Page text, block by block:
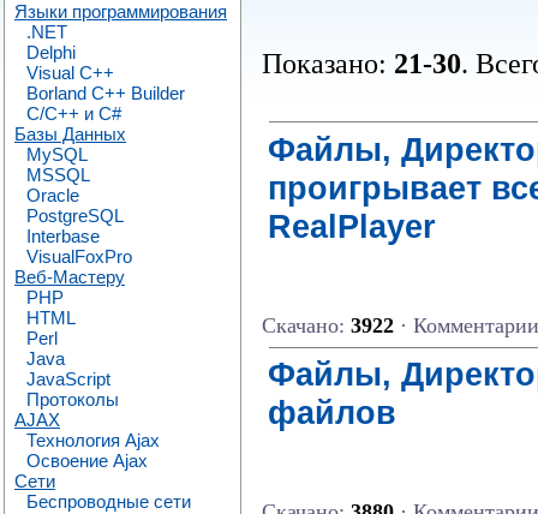
Языки программирования
.NET
Delphi
Visual C++
Borland C++ Builder
C/С++ и C#
Базы Данных
MySQL
MSSQL
Oracle
PostgreSQL
Interbase
VisualFoxPro
Веб-Мастеру
PHP
HTML
Perl
Java
JavaScript
Протоколы
AJAX
Технология Ajax
Освоение Ajax
Сети
Беспроводные сети
Показано: 21-30.
Файлы,
проигрывает
RealPlayer
Скачано: 3922 ·
Файлы,
файлов